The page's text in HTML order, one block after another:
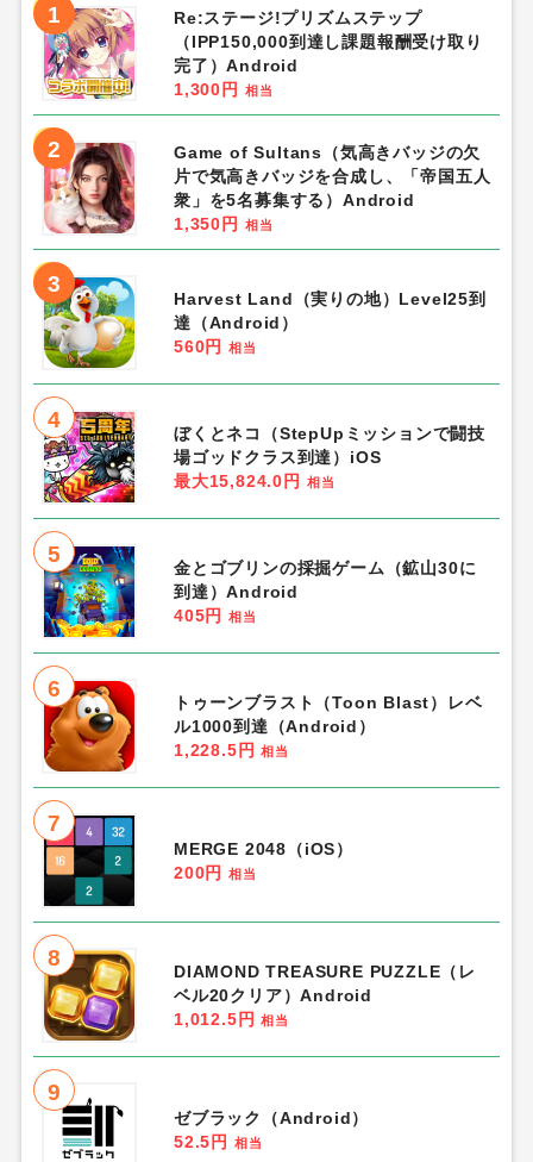
1
Re:ステージ!プリズムステップ
（IPP150,000到達し課題報酬受け取り
完了）Android
1,300円
相当
2
Game of Sultans（気高きバッジの欠
片で気高きバッジを合成し、「帝国五人
衆」を5名募集する）Android
1,350円
相当
3
Harvest Land（実りの地）Level25到
達（Android）
560円
相当
4
ぼくとネコ（StepUpミッションで闘技
場ゴッドクラス到達）iOS
最大15,824.0円
相当
5
金とゴブリンの採掘ゲーム（鉱山30に
到達）Android
405円
相当
6
トゥーンブラスト（Toon Blast）レベ
ル1000到達（Android）
1,228.5円
相当
7
MERGE 2048（iOS）
200円
相当
8
DIAMOND TREASURE PUZZLE（レ
ベル20クリア）Android
1,012.5円
相当
9
ゼブラック（Android）
52.5円
相当